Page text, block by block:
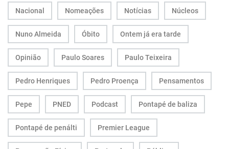
Nacional Nomeações Notícias Núcleos
Nuno Almeida Óbito Ontem já era tarde
Opinião Paulo Soares Paulo Teixeira
Pedro Henriques Pedro Proença Pensamentos
Pepe PNED Podcast Pontapé de baliza
Pontapé de penálti Premier League